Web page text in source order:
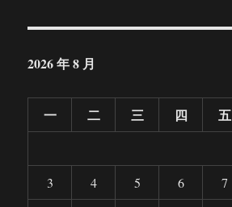
2026 年 8 月
一 二 三 四 五
3
4 5 6 7